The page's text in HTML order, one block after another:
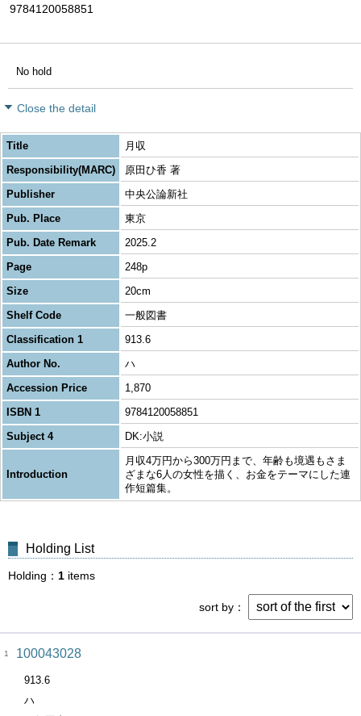
9784120058851
No hold
Close the detail
Title
月収
Responsibility(MARC)
原田ひ香 著
Publisher
中央公論新社
Pub. Place
東京
Pub. Date Remark
2025.2
Page
248p
Size
20cm
Shelf Code
一般図書
Classification 1
913.6
Author No.
ハ
Accession Price
1,870
ISBN 1
9784120058851
Subject 4
DK:小説
Introduction
月収4万円から300万円まで、年齢も境遇もさま
ざまな6人の女性を描く、お金をテーマにした連
作短篇集。
Holding List
Holding 1 items
sort by
1 100043028
913.6
ハ